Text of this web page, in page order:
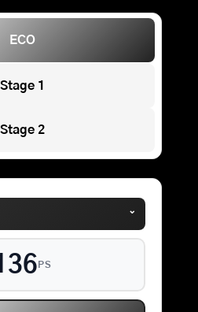
ECO
Stage 1
Stage 2
⌄
PS